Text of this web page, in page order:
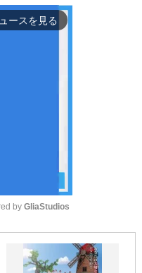
ースを見る
by GliaStudios